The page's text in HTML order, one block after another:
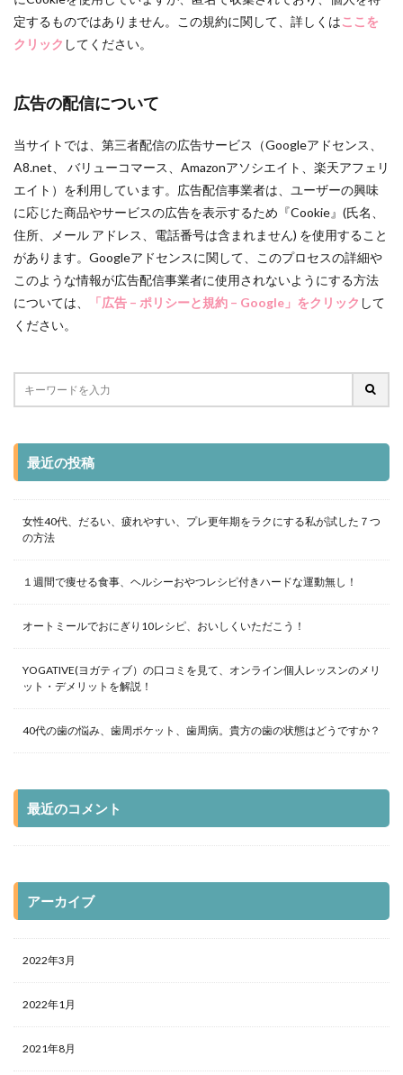
定するものではありません。この規約に関して、詳しくはここを
クリック してください。
広告の配信について
当サイトでは、第三者配信の広告サービス（Googleアドセンス、
A8.net、 バリューコマース、Amazonアソシエイト、楽天アフェリ
エイト）を利用しています。広告配信事業者は、ユーザーの興味
に応じた商品やサービスの広告を表示するため『Cookie』(氏名、
住所、メール アドレス、電話番号は含まれません) を使用すること
があります。Googleアドセンスに関して、このプロセスの詳細や
このような情報が広告配信事業者に使用されないようにする方法
については、
「広告 – ポリシーと規約 – Google」をクリック して
ください。
最近の投稿
女性40代、だるい、疲れやすい、プレ更年期をラクにする私が試した７つ
の方法
１週間で痩せる食事、ヘルシーおやつレシピ付きハードな運動無し！
オートミールでおにぎり10レシピ、おいしくいただこう！
YOGATIVE(ヨガティブ）の口コミを見て、オンライン個人レッスンのメリ
ット・デメリットを解説！
40代の歯の悩み、歯周ポケット、歯周病。貴方の歯の状態はどうですか？
最近のコメント
アーカイブ
2022年3月
2022年1月
2021年8月